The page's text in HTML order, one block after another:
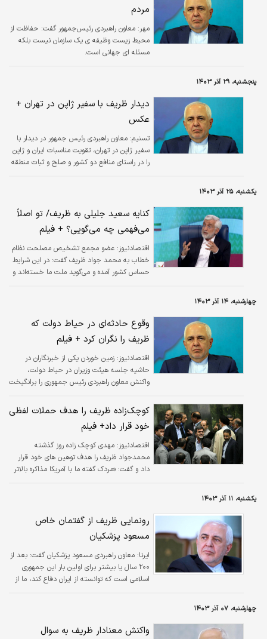
مردم
مهر: معاون راهبردی رئیس‌جمهور گفت: حفاظت از
محیط زیست وظیفه ی یک سازمان نیست بلکه
مسئله ای جهانی است.
پنجشنبه، ۲۹ آذر ۱۴۰۳
دیدار ظریف با سفیر ژاپن در تهران +
عکس
تسنیم: معاون راهبردی رئیس جمهور در دیدار با
سفیر ژاپن در تهران، تقویت مناسبات ایران و ژاپن
را در راستای منافع دو کشور و صلح و ثبات منطقه
یکشنبه، ۲۵ آذر ۱۴۰۳
کنایه سعید جلیلی به ظریف/ تو اصلاً
می‌فهمی چه می‌گویی؟ + فیلم
اقتصادنیوز: عضو مجمع تشخیص مصلحت نظام
خطاب به محمد جواد ظریف گفت: در این شرایط
حساس کشور آمده و می‌گوید ملت ما خسته‌اند و
چهارشنبه، ۱۴ آذر ۱۴۰۳
وقوع حادثه‌ای در حیاط دولت که
ظریف را نگران کرد + فیلم
اقتصادنیوز: زمین خوردن یکی از خبرنگاران در
حاشیه جلسه هیئت وزیران در حیاط دولت،
واکنش معاون راهبردی رئیس جمهوری را برانگیخت
کوچک‌زاده ظریف را هدف حملات لفظی
خود قرار داد+ فیلم
اقتصادنیوز: مهدی کوچک زاده روز گذشته
محمدجواد ظریف را هدف توهین های خود قرار
داد و گفت: «مردک گفته ما با آمریکا مذاکره‌ بالاتر
یکشنبه، ۱۱ آذر ۱۴۰۳
رونمایی ظریف از گفتمان خاص
مسعود پزشکیان
ایرنا: معاون راهبردی مسعود پزشکیان گفت: بعد از
۲۰۰ سال یا بیشتر برای اولین بار این جمهوری
اسلامی است که توانسته از ایران دفاع کند، ما از
چهارشنبه، ۰۷ آذر ۱۴۰۳
واکنش معنادار ظریف به سوال